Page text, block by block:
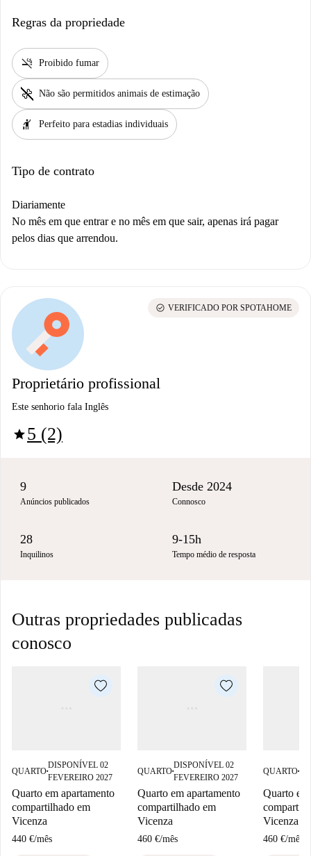
Regras da propriedade
smoke_free Proibido fumar
pet_supplies Não são permitidos animais de estimação
hail Perfeito para estadias individuais
Tipo de contrato
Diariamente
No mês em que entrar e no mês em que sair, apenas irá pagar
pelos dias que arrendou.
Proprietário profissional
Este senhorio fala Inglês
star5 (2)
check_circle VERIFICADO POR SPOTAHOME
9
Anúncios publicados
Desde 2024
Connosco
28
Inquilinos
9-15h
Tempo médio de resposta
Outras propriedades publicadas
conosco
QUARTO■
DISPONÍVEL 02
FEVEREIRO 2027
Quarto em apartamento
compartilhado em
Vicenza
440 €/mês
QUARTO■
DISPONÍVEL 02
FEVEREIRO 2027
Quarto em apartamento
compartilhado em
Vicenza
460 €/mês
QUARTO■
Quarto
Vicenza
460 €/mês